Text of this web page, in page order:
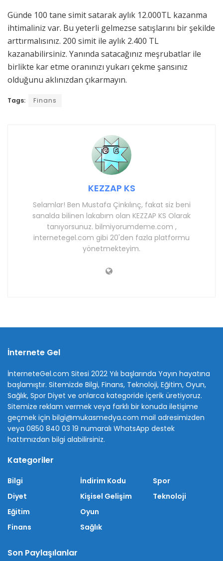
Günde 100 tane simit satarak aylık 12.000TL kazanma
ihtimaliniz var. Bu yeterli gelmezse satışlarını bir şekilde
arttırmalısınız. 200 simit ile aylık 2.400 TL
kazanabilirsiniz. Yanında satacağınız meşrubatlar ile
birlikte kar etme oranınızı yukarı çekme şansınız
olduğunu aklınızdan çıkarmayın.
Tags: Finans
KEZZAP KS
Selamlar! Ben Mustafa Çinkılınç, fakat siz beni
sanalda bilinen lakabım olan KEZZAP KS Olarak
tanıyorsunuz. bilmiyorumdeme.com ,
internetegel.com gibi 20'den fazla platformu
yönetmekteyim.
İnternete Gel
İnterneteGel.com Sitesi 2022 Yılı başlarında Yayın hayatına
başlamıştır. Sitemizde Bilgi, Finans, Teknoloji, Eğitim, Oyun,
Sağlık, Spor Diyet ve onlarca kategoride içerik üretiyoruz.
Sitemize reklam vermek veya farklı bir konuda iletişime
geçmek için bilgi@mukasmedya.com mail adresimizden
veya 0850 840 03 19 numaralı WhatsApp destek
hattımızdan bilgi alabilirsiniz.
Kategoriler
Bilgi
Diyet
Eğitim
Finans
İndirim Kodu
Kişisel Gelişim
Oyun
Sağlık
Spor
Teknoloji
Son Paylaşılanlar